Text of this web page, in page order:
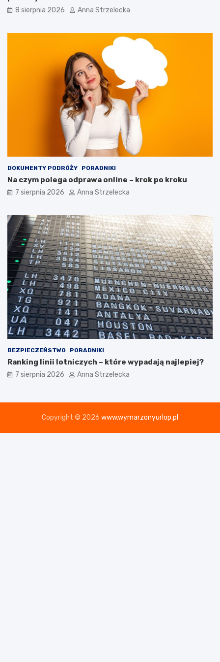
8 sierpnia 2026 Anna Strzelecka
DOKUMENTY PODRÓŻY PORADNIKI
Na czym polega odprawa online – krok po kroku
7 sierpnia 2026 Anna Strzelecka
BEZPIECZEŃSTWO PORADNIKI
Ranking linii lotniczych – które wypadają najlepiej?
7 sierpnia 2026 Anna Strzelecka
Copyright © 2026 www.wymarzonyurlop.pl